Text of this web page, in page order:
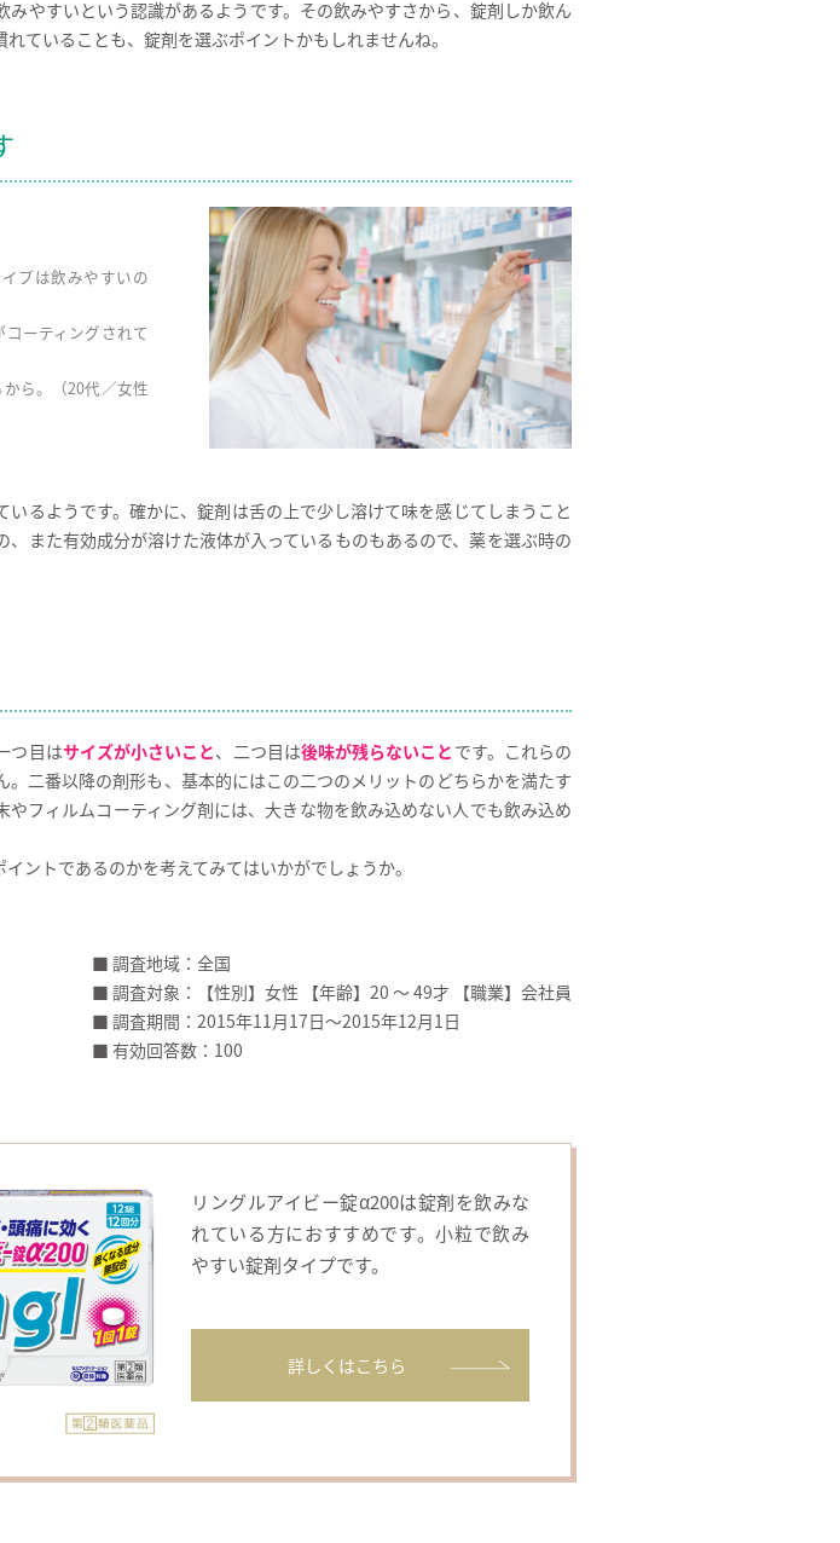
やすいという認識があるようです。その飲みやすさから、錠剤しか飲ん
ていることも、錠剤を選ぶポイントかもしれませんね。
プは飲みやすいの
ーティングされて
ら。（20代／女性
いるようです。確かに、錠剤は舌の上で少し溶けて味を感じてしまうこと
また有効成分が溶けた液体が入っているものもあるので、薬を選ぶ時の
つ目はサイズが小さいこと、二つ目は後味が残らないこと です。これらの
二番以降の剤形も、基本的にはこの二つのメリットのどちらかを満たす
フィルムコーティング剤には、大きな物を飲み込めない人でも飲み込め
ントであるのかを考えてみてはいかがでしょうか。
■ 調査地域：全国
■ 調査対象：【性別】女性 【年齢】20 〜 49才 【職業】会社員
■ 調査期間：2015年11月17日〜2015年12月1日
■ 有効回答数：100
リングルアイビー錠α200は錠剤を飲みな
れている方におすすめです。小粒で飲み
やすい錠剤タイプです。
詳しくはこちら